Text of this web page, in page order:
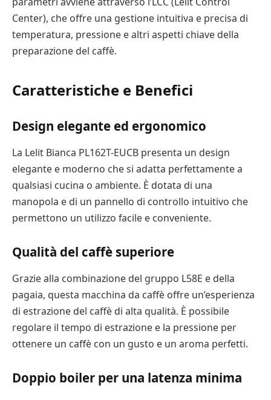
Center), che offre una gestione intuitiva e precisa di
temperatura, pressione e altri aspetti chiave della
preparazione del caffè.
Caratteristiche e Benefici
Design elegante ed ergonomico
La Lelit Bianca PL162T-EUCB presenta un design
elegante e moderno che si adatta perfettamente a
qualsiasi cucina o ambiente. È dotata di una
manopola e di un pannello di controllo intuitivo che
permettono un utilizzo facile e conveniente.
Qualità del caffè superiore
Grazie alla combinazione del gruppo L58E e della
pagaia, questa macchina da caffè offre un’esperienza
di estrazione del caffè di alta qualità. È possibile
regolare il tempo di estrazione e la pressione per
ottenere un caffè con un gusto e un aroma perfetti.
Doppio boiler per una latenza minima